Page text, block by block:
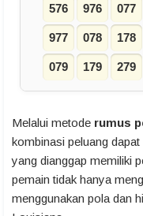
576 976 077
977 078 178
079 179 279
Melalui metode rumus
kombinasi peluang
yang dianggap memiliki
pemain tidak hanya
menggunakan pola dan